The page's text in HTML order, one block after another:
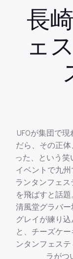
長
ェ
UFOが集団で
だら、その正
った、という
イベントで九
ランタンフェ
を飛ばすと話
清風堂グラバ
グレイが練り
と、チーズケ
ンタンフェス
ラがつ